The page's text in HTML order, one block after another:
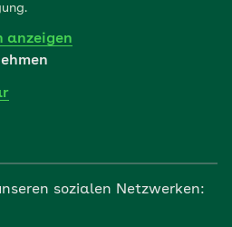
anzeigen
sozialen Netzwerken: